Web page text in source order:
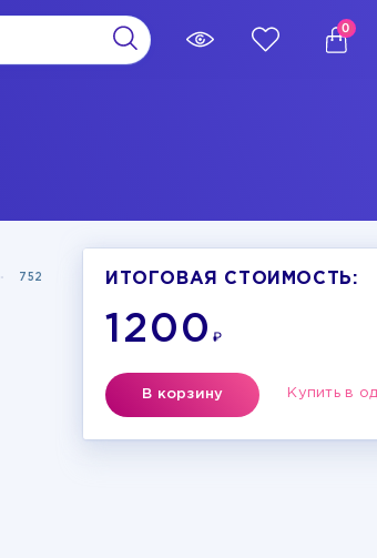
0
752 ИТОГОВАЯ СТОИМОСТЬ:
1200 ₽
В корзину Купить в